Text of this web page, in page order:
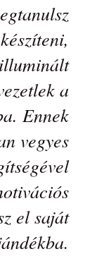
a
Ennek
vegyes
el saját